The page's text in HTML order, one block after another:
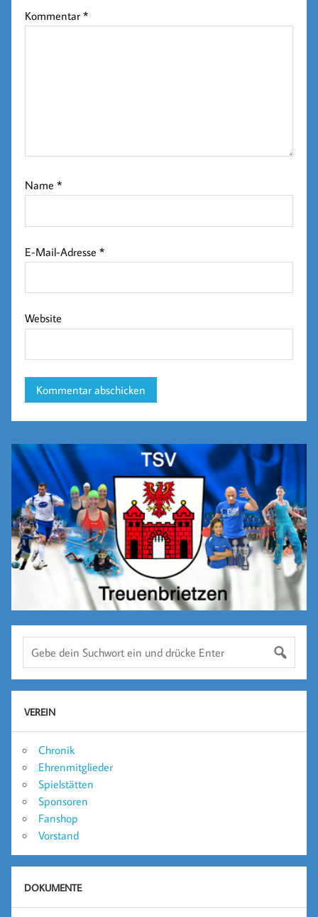
Kommentar*
Name*
E-Mail-Adresse*
Website
VEREIN
Chronik
Ehrenmitglieder
Spielstätten
Sponsoren
Fanshop
Vorstand
DOKUMENTE